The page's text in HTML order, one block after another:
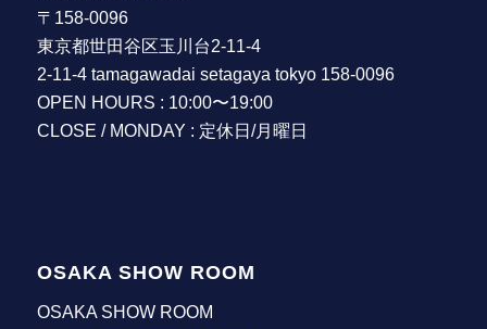
〒158-0096
東京都世田谷区玉川台2-11-4
2-11-4 tamagawadai setagaya tokyo 158-0096
OPEN HOURS : 10:00〜19:00
CLOSE / MONDAY : 定休日/月曜日
OSAKA SHOW ROOM
OSAKA SHOW ROOM